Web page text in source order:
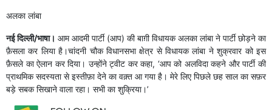
अलका लांबा
नई दिल्ली/भाषा। आम आदमी पार्टी (आप) की बाग़ी विधायक अलका लांबा ने पार्टी छोड़ने का
फ़ैसला कर लिया है।चांदनी चौक विधानसभा क्षेत्र से विधायक लांबा ने शुक्रवार को इस
फ़ैसले का ऐलान कर दिया। उन्होंने ट्वीट कर कहा, ‘आप को अलविदा कहने और पार्टी की
प्राथमिक सदस्यता से इस्तीफ़ा देने का वक़्त आ गया है। मेरे लिए पिछले छह साल का सफ़र
बड़े सबक सिखाने वाला रहा। सभी का शुक्रिया।’